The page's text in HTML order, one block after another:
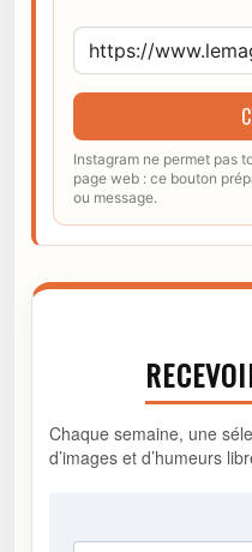
Instagram ne permet pas
page web : ce bouton
ou message.
Chaque semaine, une
d’images et d’humeurs